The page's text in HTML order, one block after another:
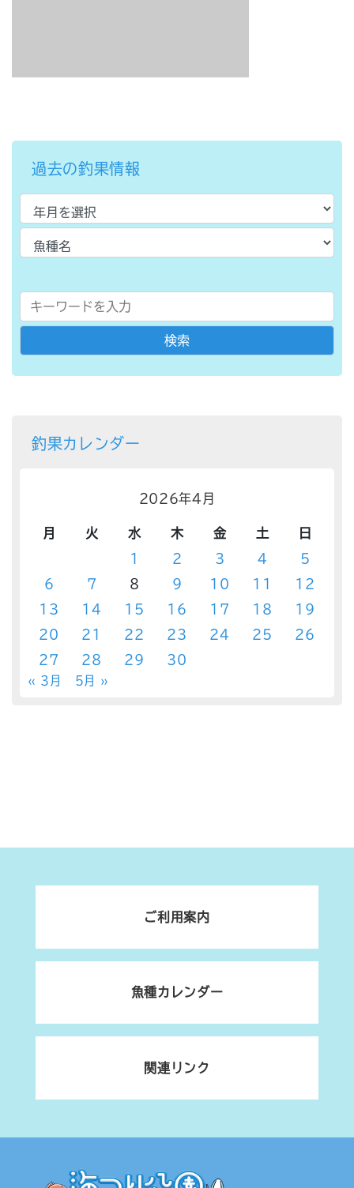
過去の釣果情報
釣果カレンダー
2026年4月
月 火 水 木 金 土
日
1
2 3 4
5
6
7 8 9 10 11
12
13
14 15 16 17 18
19
20
21 22 23 24 25
26
27
28 29 30
« 3月 5月 »
ご利用案内
魚種カレンダー
関連リンク